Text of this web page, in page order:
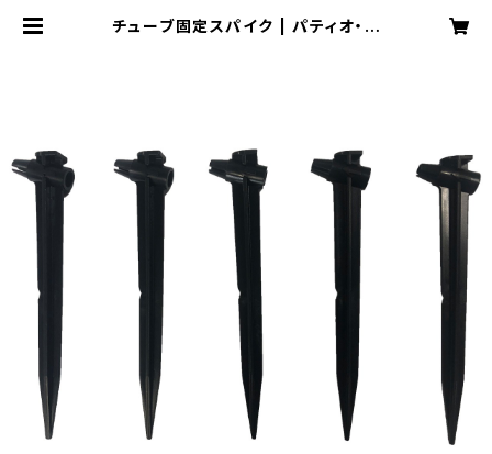
チューブ固定スパイク | パティオ・プ